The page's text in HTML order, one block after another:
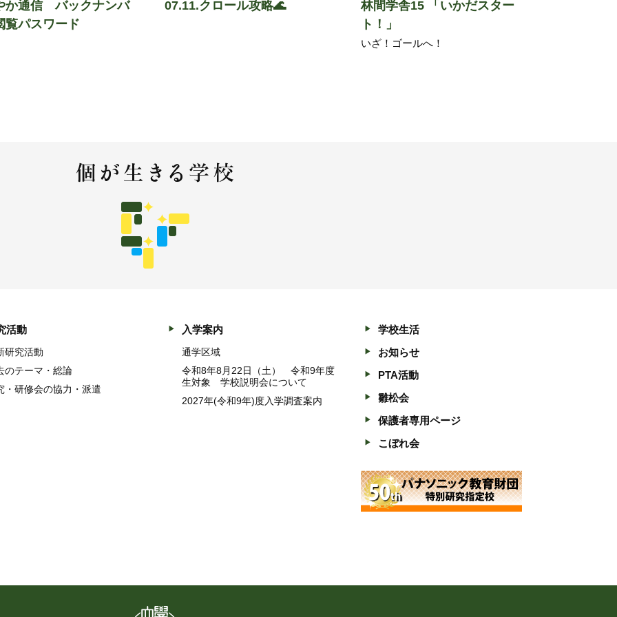
か通信 バックナンバ
パスワード
07.11.クロール攻略🌊
林間学舎15 「いかだスター
ト！」
いざ！ゴールへ！
活動
研究活動
のテーマ・総論
・研修会の協力・派遣
入学案内
通学区域
令和8年8月22日（土） 令和9年度
生対象 学校説明会について
2027年(令和9年)度入学調査案内
学校生活
お知らせ
PTA活動
雛松会
保護者専用ページ
こぼれ会